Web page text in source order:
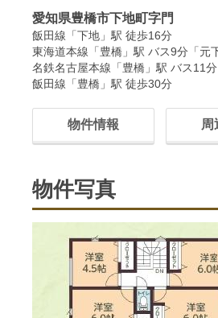
愛知県豊橋市下地町字門
飯田線「下地」駅 徒歩16分
東海道本線「豊橋」駅 バス9分「元
名鉄名古屋本線「豊橋」駅 バス11
飯田線「豊橋」駅 徒歩30分
物件情報 周
物件写真